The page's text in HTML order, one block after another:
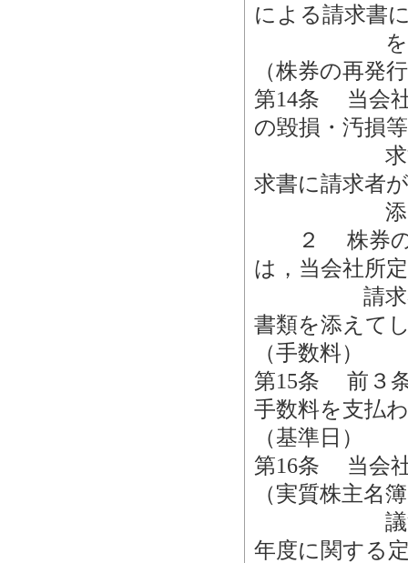
による請求書
を添えて
（株券の再発
第14条 当会
の毀損・汚損
求するに
求書に請求者
添えてし
２ 株券の喪
は，当会社所
請求者が
書類を添えて
（手数料）
第15条 前３
手数料を支払
（基準日）
第16条 当会
（実質株主名
議決権を
年度に関する